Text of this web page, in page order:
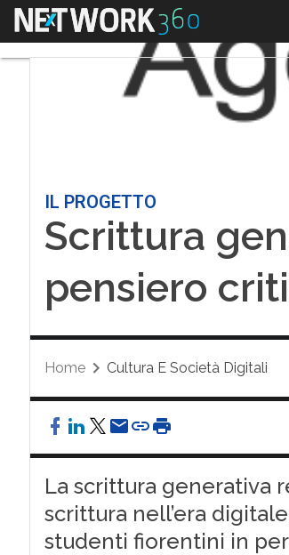
Menu
IL PROGETTO
Scrittura
pensiero
Home Cultura E Società Digitali
La scrittura generativa
scrittura nell’era
studenti fiorentini in